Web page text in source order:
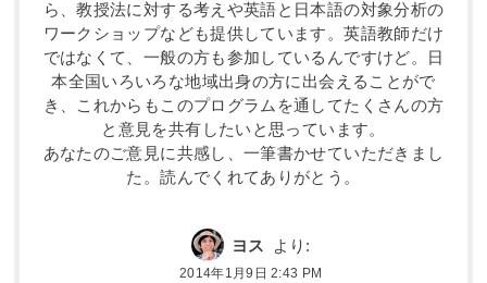
ら、教授法に対する考えや英語と日本語の対象分析の
ワークショップなども提供しています。英語教師だけ
ではなくて、一般の方も参加しているんですけど。日
本全国いろいろな地域出身の方に出会えることがで
き、これからもこのプログラムを通してたくさんの方
と意見を共有したいと思っています。
あなたのご意見に共感し、一筆書かせていただきまし
た。読んでくれてありがとう。
ヨス より:
2014年1月9日 2:43 PM